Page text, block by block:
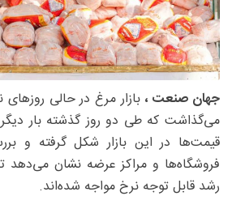
جهان صنعت ، بازار مرغ در حالی
می‌گذاشت که طی دو روز گذشته بار دیگر
قیمت‌ها در این بازار شکل گرفته و
فروشگاه‌ها و مراکز عرضه نشان می‌دهد
رشد قابل توجه نرخ مواجه شده‌اند.